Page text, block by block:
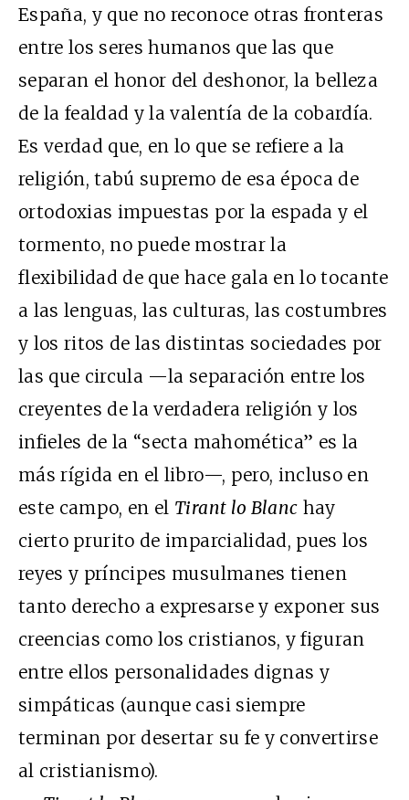
España, y que no reconoce otras fronteras
entre los seres humanos que las que
separan el honor del deshonor, la belleza
de la fealdad y la valentía de la cobardía.
Es verdad que, en lo que se refiere a la
religión, tabú supremo de esa época de
ortodoxias impuestas por la espada y el
tormento, no puede mostrar la
flexibilidad de que hace gala en lo tocante
a las lenguas, las culturas, las costumbres
y los ritos de las distintas sociedades por
las que circula —la separación entre los
creyentes de la verdadera religión y los
infieles de la “secta mahomética” es la
más rígida en el libro—, pero, incluso en
este campo, en el Tirant lo Blanc hay
cierto prurito de imparcialidad, pues los
reyes y príncipes musulmanes tienen
tanto derecho a expresarse y exponer sus
creencias como los cristianos, y figuran
entre ellos personalidades dignas y
simpáticas (aunque casi siempre
terminan por desertar su fe y convertirse
al cristianismo).